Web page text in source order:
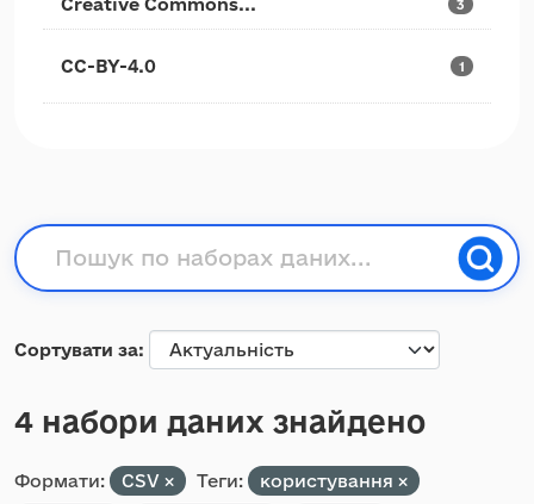
Creative Commons... 3
CC-BY-4.0 1
Сортувати за
4 набори даних знайдено
Формати: CSV Теги:
користування